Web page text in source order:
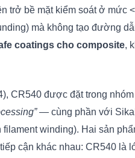
trở bề mặt kiểm soát ở mức
mà không tạo đường
coatings cho composite,
CR540 được đặt trong nhóm
— cùng phần với
winding). Hai sản
cận khác nhau: CR540 là